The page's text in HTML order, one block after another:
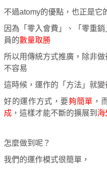
不過atomy的優點，也正是它
因為「零入會費」、「零重
員的數量取勝
所以用傳統方式推廣，除非
不容易
這時候，運作的「方法」就變
好的運作方式，要夠簡單 ，
成 ，這樣才能不斷的擴展到 海
怎麼做到呢？
我們的運作模式很簡單，